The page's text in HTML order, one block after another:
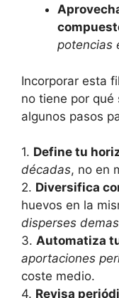
potencias
Incorporar esta
no tiene por qué
algunos pasos
1. Define tu
décadas, no en
2. Diversifica
huevos en la
disperses
3. Automatiza
aportaciones
coste medio.
4. Revisa